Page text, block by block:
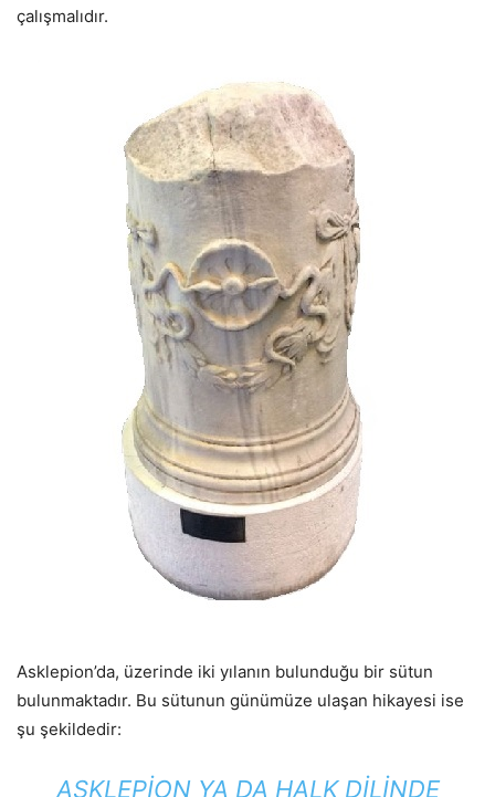
çalışmalıdır.
Asklepion’da, üzerinde iki yılanın bulunduğu bir sütun
bulunmaktadır. Bu sütunun günümüze ulaşan hikayesi ise
şu şekildedir:
ASKLEPION YA DA HALK DILINDE